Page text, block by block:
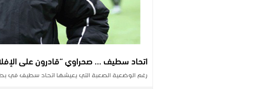
اتحاد سطيف … صحراوي “قادرون على
رغم الوضعية الصعبة التي يعيشها اتحاد سطيف في